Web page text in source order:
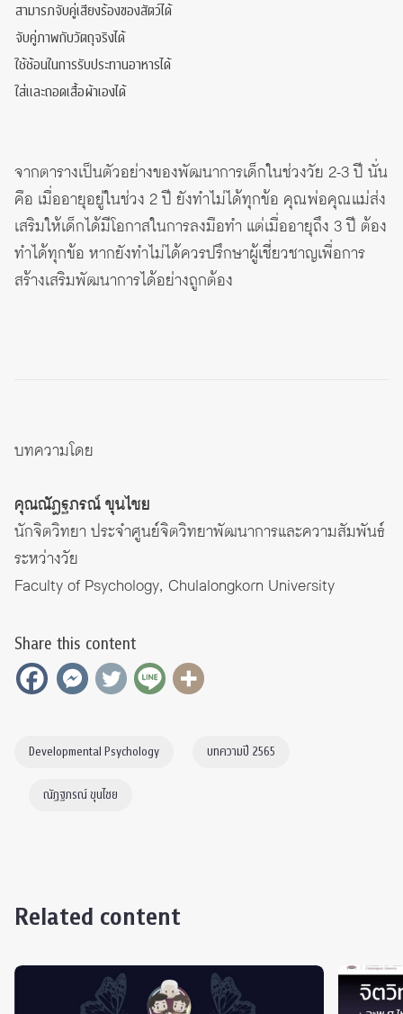
สามารภจับคู่เสียงร้องของสัตว์ได้
จับคู่ภาพกับวัตถุจริงได้
ใช้ช้อนในการรับประทานอาหารได้
ใส่และถอดเสื้อผ้าเองได้
จากตารางเป็นตัวอย่างของพัฒนาการเด็กในช่วงวัย 2-3 ปี นั่น
คือ เมื่ออายุอยู่ในช่วง 2 ปี ยังทำไม่ได้ทุกข้อ คุณพ่อคุณแม่ส่ง
เสริมให้เด็กได้มีโอกาสในการลงมือทำ แต่เมื่ออายุถึง 3 ปี ต้อง
ทำได้ทุกข้อ หากยังทำไม่ได้ควรปรึกษาผู้เชี่ยวชาญเพื่อการ
สร้างเสริมพัฒนาการได้อย่างถูกต้อง
บทความโดย
คุณณัฎฐภรณ์ ขุนไชย
นักจิตวิทยา ประจำศูนย์จิตวิทยาพัฒนาการและความสัมพันธ์
ระหว่างวัย
Faculty of Psychology, Chulalongkorn University
Share this content
Developmental Psychology บทความปี 2565
ณัฏฐภรณ์ ขุนไชย
Related content